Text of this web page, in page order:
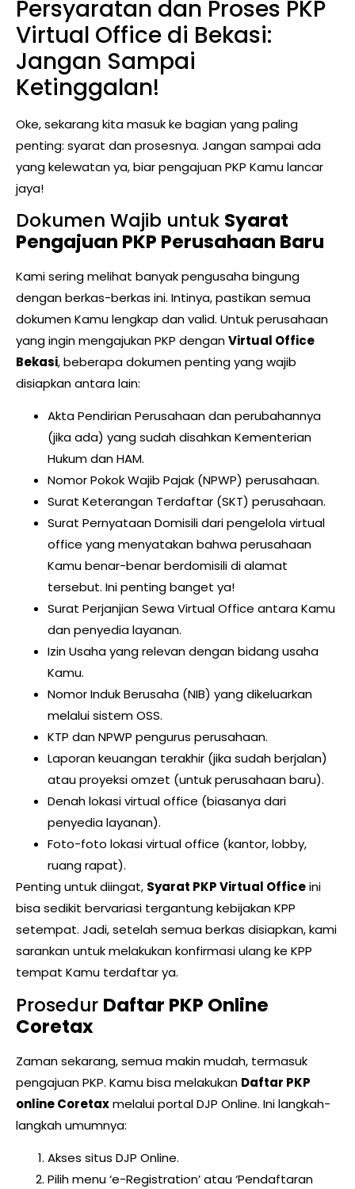
Persyaratan dan Proses PKP
Virtual Office di Bekasi:
Jangan Sampai
Ketinggalan!
Oke, sekarang kita masuk ke bagian yang paling
penting: syarat dan prosesnya. Jangan sampai ada
yang kelewatan ya, biar pengajuan PKP Kamu lancar
jaya!
Dokumen Wajib untuk Syarat
Pengajuan PKP Perusahaan Baru
Kami sering melihat banyak pengusaha bingung
dengan berkas-berkas ini. Intinya, pastikan semua
dokumen Kamu lengkap dan valid. Untuk perusahaan
yang ingin mengajukan PKP denganVirtual Office
Bekasi, beberapa dokumen penting yang wajib
disiapkan antara lain:
Akta Pendirian Perusahaan dan perubahannya
(jika ada) yang sudah disahkan Kementerian
Hukum dan HAM.
Nomor Pokok Wajib Pajak (NPWP) perusahaan.
Surat Keterangan Terdaftar (SKT) perusahaan.
Surat Pernyataan Domisili dari pengelola virtual
office yang menyatakan bahwa perusahaan
Kamu benar-benar berdomisili di alamat
tersebut. Ini penting banget ya!
Surat Perjanjian Sewa Virtual Office antara Kamu
dan penyedia layanan.
Izin Usaha yang relevan dengan bidang usaha
Kamu.
Nomor Induk Berusaha (NIB) yang dikeluarkan
melalui sistem OSS.
KTP dan NPWP pengurus perusahaan.
Laporan keuangan terakhir (jika sudah berjalan)
atau proyeksi omzet (untuk perusahaan baru).
Denah lokasi virtual office (biasanya dari
penyedia layanan).
Foto-foto lokasi virtual office (kantor, lobby,
ruang rapat).
Penting untuk diingat, Syarat PKP Virtual Officeini
bisa sedikit bervariasi tergantung kebijakan KPP
setempat. Jadi, setelah semua berkas disiapkan, kami
sarankan untuk melakukan konfirmasi ulang ke KPP
tempat Kamu terdaftar ya.
Prosedur Daftar PKP Online
Coretax
Zaman sekarang, semua makin mudah, termasuk
pengajuan PKP. Kamu bisa melakukan Daftar PKP
online Coretaxmelalui portal DJP Online. Ini langkah-
langkah umumnya:
Akses situs DJP Online.
Pilih menu ‘e-Registration’ atau ‘Pendaftaran